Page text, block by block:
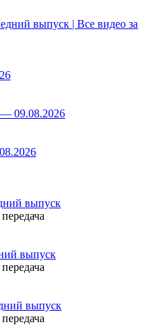
выпуск | Все видео за
09.08.2026
выпуск
выпуск
выпуск